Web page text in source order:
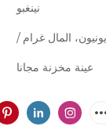
نينغبو
المال غرام
عينة مخزنة مجانا